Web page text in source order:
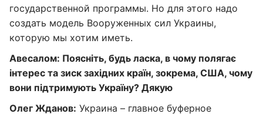
государственной программы. Но для этого надо
создать модель Вооруженных сил Украины,
которую мы хотим иметь.
Авесалом: Поясніть, будь ласка, в чому полягає
інтерес та зиск західних країн, зокрема, США, чому
вони підтримують Україну? Дякую
Олег Жданов: Украина – главное буферное